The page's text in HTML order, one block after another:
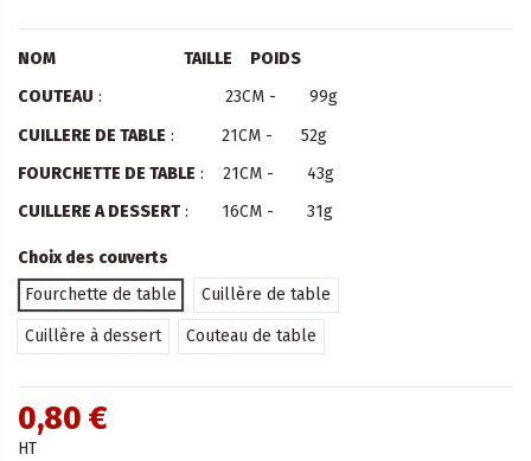
NOM TAILLE POIDS
COUTEAU : 23CM - 99g
CUILLERE DE TABLE : 21CM - 52g
FOURCHETTE DE TABLE : 21CM - 43g
CUILLERE A DESSERT : 16CM - 31g
Choix des couverts
Fourchette de table
Cuillère de table
Cuillère à dessert Couteau de table
0,80 €
HT